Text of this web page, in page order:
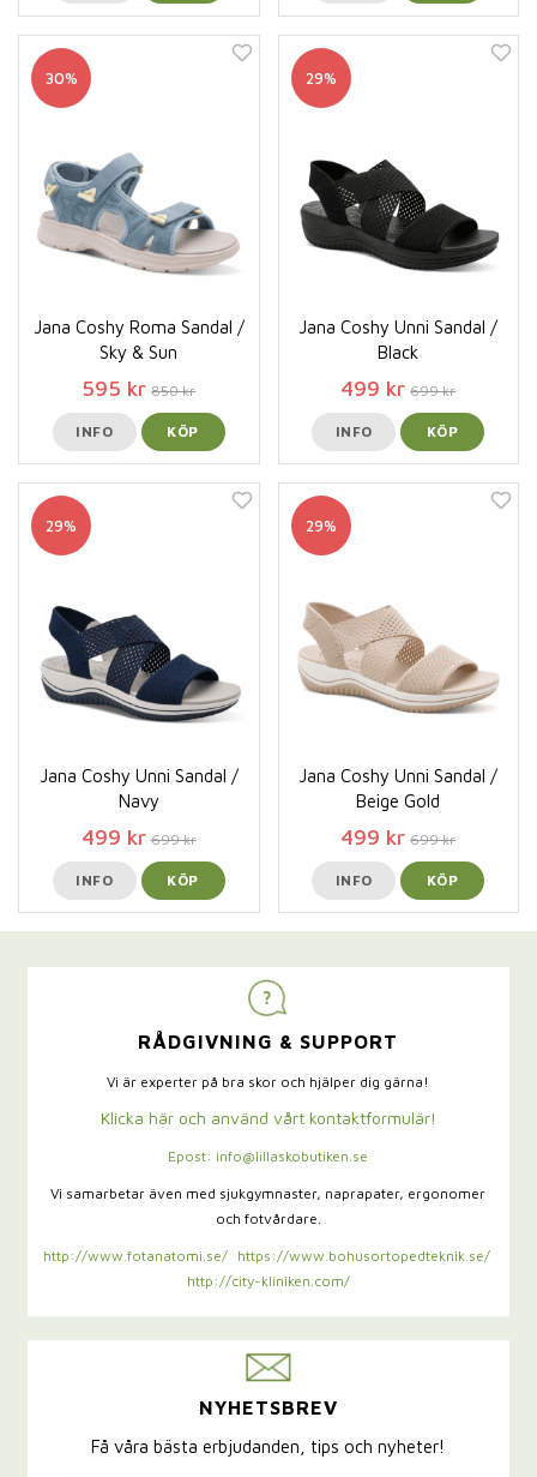
30%
Jana Coshy Roma Sandal /
Sky & Sun
595 kr 850 kr
INFO KÖP
29%
Jana Coshy Unni Sandal /
Black
499 kr 699 kr
INFO KÖP
29%
Jana Coshy Unni Sandal /
Navy
499 kr 699 kr
INFO KÖP
29%
Jana Coshy Unni Sandal /
Beige Gold
499 kr 699 kr
INFO KÖP
RÅDGIVNING & SUPPORT
Vi är experter på bra skor och hjälper dig gärna!
Klicka här och använd vårt kontaktformulär!
Epost: info@lillaskobutiken.se
Vi samarbetar även med sjukgymnaster, naprapater, ergonomer
och fotvårdare.
http://www.fotanatomi.se/
https://www.bohusortopedteknik.se/
http://city-kliniken.com/
NYHETSBREV
Få våra bästa erbjudanden, tips och nyheter!